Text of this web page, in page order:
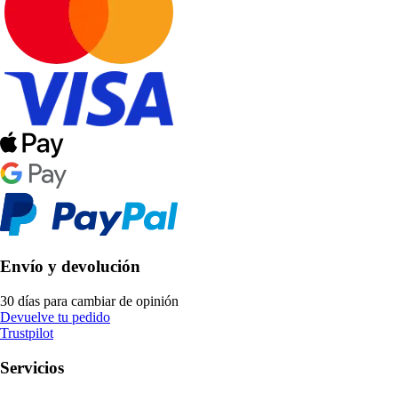
Envío y devolución
30 días para cambiar de opinión
Devuelve tu pedido
Trustpilot
Servicios